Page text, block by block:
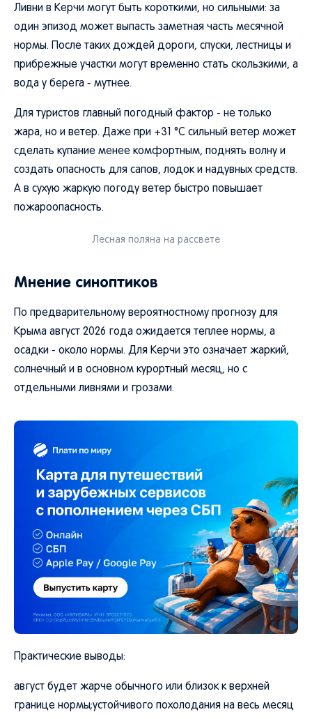
Ливни в Керчи могут быть короткими, но сильными: за
один эпизод может выпасть заметная часть месячной
нормы. После таких дождей дороги, спуски, лестницы и
прибрежные участки могут временно стать скользкими, а
вода у берега - мутнее.
Для туристов главный погодный фактор - не только
жара, но и ветер. Даже при +31 °C сильный ветер может
сделать купание менее комфортным, поднять волну и
создать опасность для сапов, лодок и надувных средств.
А в сухую жаркую погоду ветер быстро повышает
пожароопасность.
Лесная поляна на рассвете
Мнение синоптиков
По предварительному вероятностному прогнозу для
Крыма август 2026 года ожидается теплее нормы, а
осадки - около нормы. Для Керчи это означает жаркий,
солнечный и в основном курортный месяц, но с
отдельными ливнями и грозами.
Практические выводы:
август будет жарче обычного или близок к верхней
границе нормы;устойчивого похолодания на весь месяц